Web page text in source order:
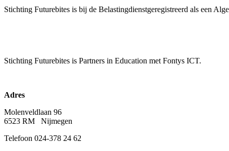
Stichting Futurebites is bij de Belastingdienstgeregistreerd als een
Stichting Futurebites is Partners in Education met Fontys ICT.
Adres
Molenveldlaan 96
6523 RM Nijmegen
Telefoon 024-378 24 62